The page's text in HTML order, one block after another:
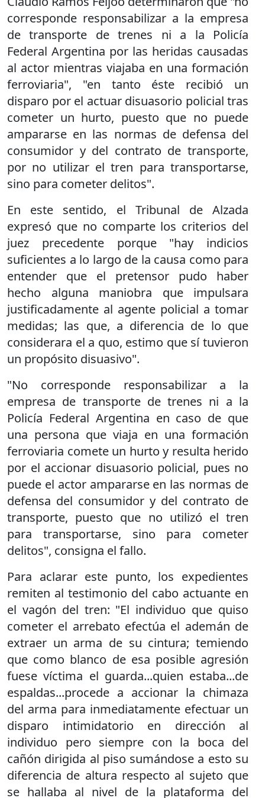
corresponde responsabilizar a la empresa
de transporte de trenes ni a la Policía
Federal Argentina por las heridas causadas
al actor mientras viajaba en una formación
ferroviaria", "en tanto éste recibió un
disparo por el actuar disuasorio policial tras
cometer un hurto, puesto que no puede
ampararse en las normas de defensa del
consumidor y del contrato de transporte,
por no utilizar el tren para transportarse,
sino para cometer delitos".
En este sentido, el Tribunal de Alzada
expresó que no comparte los criterios del
juez precedente porque "hay indicios
suficientes a lo largo de la causa como para
entender que el pretensor pudo haber
hecho alguna maniobra que impulsara
justificadamente al agente policial a tomar
medidas; las que, a diferencia de lo que
considerara el a quo, estimo que sí tuvieron
un propósito disuasivo".
"No corresponde responsabilizar a la
empresa de transporte de trenes ni a la
Policía Federal Argentina en caso de que
una persona que viaja en una formación
ferroviaria comete un hurto y resulta herido
por el accionar disuasorio policial, pues no
puede el actor ampararse en las normas de
defensa del consumidor y del contrato de
transporte, puesto que no utilizó el tren
para transportarse, sino para cometer
delitos", consigna el fallo.
Para aclarar este punto, los expedientes
remiten al testimonio del cabo actuante en
el vagón del tren: "El individuo que quiso
cometer el arrebato efectúa el ademán de
extraer un arma de su cintura; temiendo
que como blanco de esa posible agresión
fuese víctima el guarda...quien estaba...de
espaldas...procede a accionar la chimaza
del arma para inmediatamente efectuar un
disparo intimidatorio en dirección al
individuo pero siempre con la boca del
cañón dirigida al piso sumándose a esto su
diferencia de altura respecto al sujeto que
se hallaba al nivel de la plataforma del